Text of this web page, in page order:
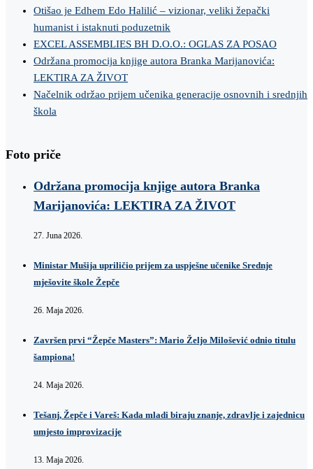
Otišao je Edhem Edo Halilić – vizionar, veliki žepački
humanist i istaknuti poduzetnik
EXCEL ASSEMBLIES BH D.O.O.: OGLAS ZA POSAO
Održana promocija knjige autora Branka Marijanovića:
LEKTIRA ZA ŽIVOT
Načelnik održao prijem učenika generacije osnovnih i srednjih
škola
Foto priče
Održana promocija knjige autora Branka
Marijanovića: LEKTIRA ZA ŽIVOT
27. Juna 2026.
Ministar Mušija upriličio prijem za uspješne učenike Srednje
mješovite škole Žepče
26. Maja 2026.
Završen prvi “Žepče Masters”: Mario Željo Milošević odnio titulu
šampiona!
24. Maja 2026.
Tešanj, Žepče i Vareš: Kada mladi biraju znanje, zdravlje i zajednicu
umjesto improvizacije
13. Maja 2026.